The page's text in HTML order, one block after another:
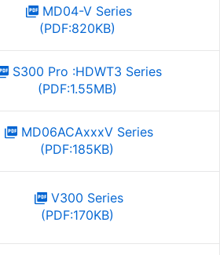
MD04-V Series
(PDF:820KB)
S300 Pro :HDWT3 Series
(PDF:1.55MB)
MD06ACAxxxV Series
(PDF:185KB)
V300 Series
(PDF:170KB)